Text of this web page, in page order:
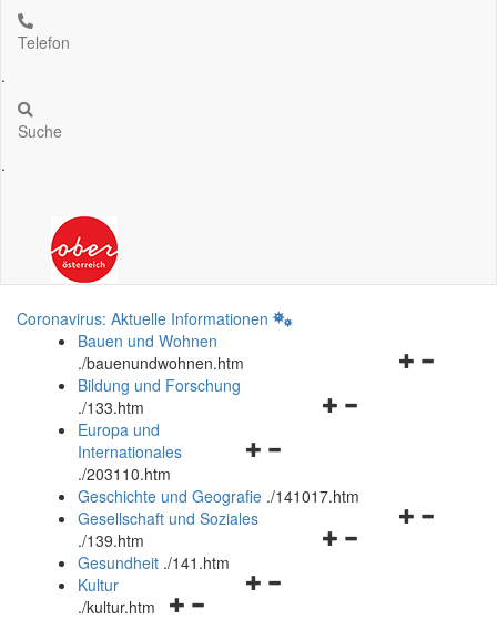
Telefon
.
Suche
.
Coronavirus: Aktuelle Informationen
Bauen und Wohnen
./bauenundwohnen.htm
Navigationsmenü
Bildung und Forschung
./133.htm
Navigationsmenü
und
schließen
Europa und
Internationales
./203110.htm
Geschichte und Geografie ./141017.htm
Navigationsmenü
Gesellschaft und Soziales
./139.htm
Navigationsmenü
Gesundheit ./141.htm
Navigationsmenü
Kultur
./kultur.htm